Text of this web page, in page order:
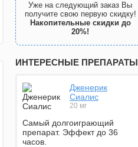
Уже на следующий заказ Вы
получите свою первую скидку!
Накопительные скидки до
20%!
ИНТЕРЕСНЫЕ ПРЕПАРАТЫ
Дженерик
Сиалис
20 мг
Самый долгоиграющий
препарат. Эффект до 36
часов.